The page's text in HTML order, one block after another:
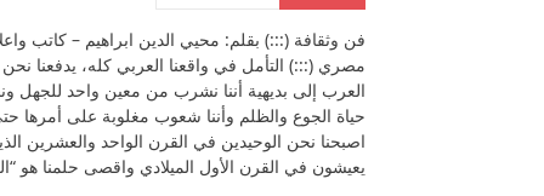
فن وثقافة (:::) بقلم: محيي الدين ابراهيم – كاتب
مصري (:::) التأمل في واقعنا العربي كله، يدفعنا نحن
العرب إلى بديهية أننا نشرب من معين واحد للجهل
حياة الجوع والظلم وأننا شعوب مغلوبة على أمرها
اصبحنا نحن الوحيدين في القرن الواحد والعشرين
يعيشون في القرن الأول الميلادي واقصى حلمنا هو